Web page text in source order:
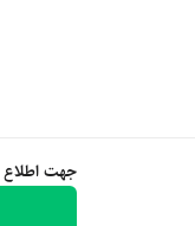
جهت اطلاع